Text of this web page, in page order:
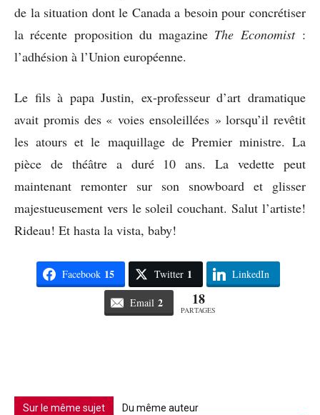
de la situation dont le Canada a besoin pour concrétiser
la récente proposition du magazine The Economist:
l’adhésion à l’Union européenne.
Le fils à papa Justin, ex-professeur d’art dramatique
avait promis des « voies ensoleillées » lorsqu’il revêtit
les atours et le maquillage de Premier ministre. La
pièce de théâtre a duré 10 ans. La vedette peut
maintenant remonter sur son snowboard et glisser
majestueusement vers le soleil couchant. Salut l’artiste!
Rideau! Et hasta la vista, baby!
Facebook 15 Twitter 1 LinkedIn
Email 2 18
PARTAGES
Sur le même sujet Du même auteur